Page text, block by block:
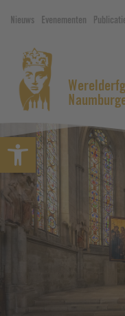
Open
Nieuws Evenementen